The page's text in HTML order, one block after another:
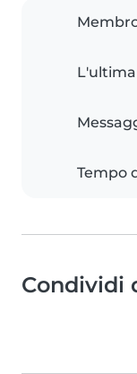
Tempo
Condividi